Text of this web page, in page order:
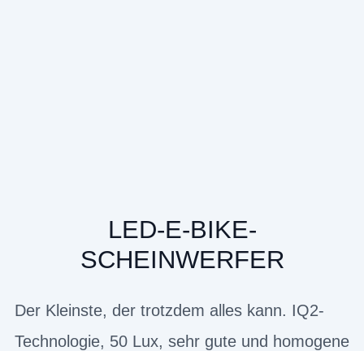
LED-E-BIKE-
SCHEINWERFER
Der Kleinste, der trotzdem alles kann. IQ2-
Technologie, 50 Lux, sehr gute und homogene